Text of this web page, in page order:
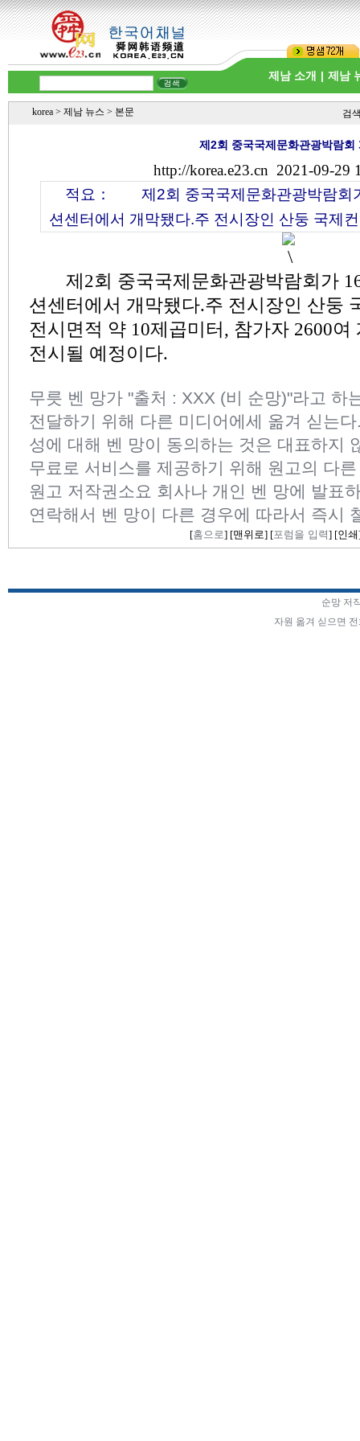
제남 소개 | 제남
korea > 제남 뉴스 > 본문 검
제2회 중국국제문화관광박람회
http://korea.e23.cn 2021-09-29
적요：
제2회 중국국제문화관광박람회
션센터에서 개막됐다.주 전시장인 산둥 국제
제2회 중국국제문화관광박람회가
션센터에서 개막됐다.주 전시장인 산둥
전시면적 약 10제곱미터, 참가자 2600여
전시될 예정이다.
무릇 벤 망가 "출처 : XXX (비 순망)"라고 하
전달하기 위해 다른 미디어에세 옮겨 싣는
성에 대해 벤 망이 동의하는 것은 대표하지
무료로 서비스를 제공하기 위해 원고의 다
원고 저작권소요 회사나 개인 벤 망에 발표
연락해서 벤 망이 다른 경우에 따라서 즉시
[홈으로] [맨위로] [포럼을 입력] [인쇄
순망 저
자원 옮겨 싣으면